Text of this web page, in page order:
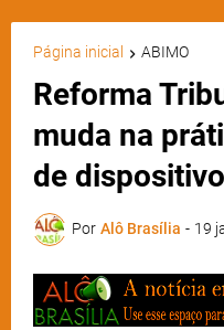
Página inicial ABIMO
Reforma
muda na
de
Por Alô Brasília - 19